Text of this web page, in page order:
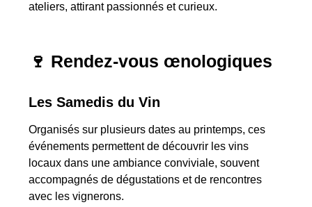
ateliers, attirant passionnés et curieux.
🍷 Rendez-vous œnologiques
Les Samedis du Vin
Organisés sur plusieurs dates au printemps, ces
événements permettent de découvrir les vins
locaux dans une ambiance conviviale, souvent
accompagnés de dégustations et de rencontres
avec les vignerons.